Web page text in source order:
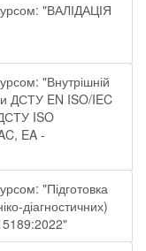
"ВАЛІДАЦІЯ
"Внутрішній
ДСТУ EN ISO/IEC
ISO
EA -
"Підготовка
діагностичних)